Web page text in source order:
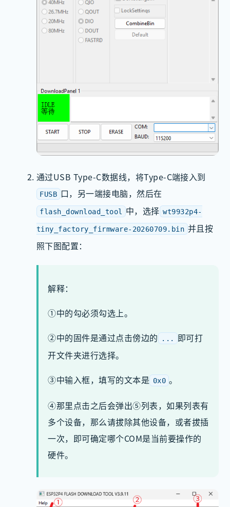
通过USB Type-C数据线，将Type-C端接入到
FUSB 口，另一端接电脑，然后在
flash_download_tool 中，选择 wt9932p4-
tiny_factory_firmware-20260709.bin 并且按
照下图配置：
解释：
①中的勾必须勾选上。
②中的固件是通过点击傍边的
...
即可打
开文件夹进行选择。
③中输入框，填写的文本是 0x0 。
④那里点击之后会弹出⑤列表，如果列表有
多个设备，那么请拔除其他设备，或者拔插
一次，即可确定哪个COM是当前要操作的
硬件。